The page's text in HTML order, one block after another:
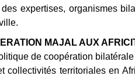
expertises, organismes
MAJAL AUX
de coopération
collectivités territoriales en